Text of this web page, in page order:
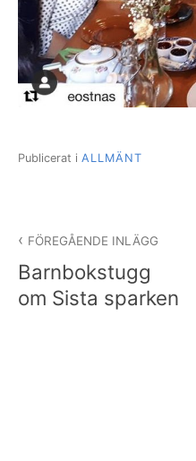
Publicerat i ALLMÄNT
FÖREGÅENDE INLÄGG
Barnbokstugg
om Sista sparken